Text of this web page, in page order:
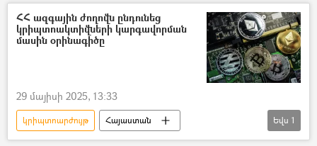
ՀՀ ազգային ժողովն ընդունեց
կրիպտոակտիվների կարգավորման
մասին օրինագիծը
29 մայիսի 2025, 13:33
կրիպտոարժույթ
Հայաստան
ԱԺ (Ազգային ժողով)
Եվս 1